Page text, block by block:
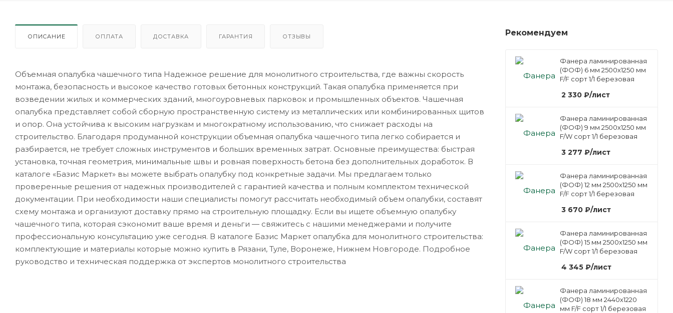
ОПИСАНИЕ ОПЛАТА ДОСТАВКА ГАРАНТИЯ ОТЗЫВЫ
Объемная опалубка чашечного типа Надежное решение для монолитного строительства, где важны скорость
монтажа, безопасность и высокое качество готовых бетонных конструкций. Такая опалубка применяется при
возведении жилых и коммерческих зданий, многоуровневых парковок и промышленных объектов. Чашечная
опалубка представляет собой сборную пространственную систему из металлических или комбинированных щитов
и опор. Она устойчива к высоким нагрузкам и многократному использованию, что снижает расходы на
строительство. Благодаря продуманной конструкции объемная опалубка чашечного типа легко собирается и
разбирается, не требует сложных инструментов и больших временных затрат. Основные преимущества: быстрая
установка, точная геометрия, минимальные швы и ровная поверхность бетона без дополнительных доработок. В
каталоге «Базис Маркет» вы можете выбрать опалубку под конкретные задачи. Мы предлагаем только
проверенные решения от надежных производителей с гарантией качества и полным комплектом технической
документации. При необходимости наши специалисты помогут рассчитать необходимый объем опалубки, составят
схему монтажа и организуют доставку прямо на строительную площадку. Если вы ищете объемную опалубку
чашечного типа, которая сэкономит ваше время и деньги — свяжитесь с нашими менеджерами и получите
профессиональную консультацию уже сегодня. В каталоге Базис Маркет опалубка для монолитного строительства:
комплектующие и материалы которые можно купить в Рязани, Туле, Воронеже, Нижнем Новгороде. Подробное
руководство и техническая поддержка от экспертов монолитного строительства
Рекомендуем
Фанера ламинированная
(ФОФ) 6 мм 2500х1250 мм
F/F сорт 1/1 березовая
2 330 ₽/лист
Фанера ламинированная
(ФОФ) 9 мм 2500х1250 мм
F/W сорт 1/1 березовая
3 277 ₽/лист
Фанера ламинированная
(ФОФ) 12 мм 2500х1250 мм
F/F сорт 1/1 березовая
3 670 ₽/лист
Фанера ламинированная
(ФОФ) 15 мм 2500х1250 мм
F/W сорт 1/1 березовая
4 345 ₽/лист
Фанера ламинированная
(ФОФ) 18 мм 2440х1220
мм F/F сорт 1/1 березовая